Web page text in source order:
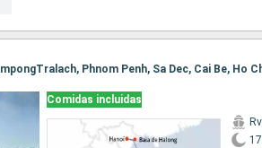
Comidas incluidas